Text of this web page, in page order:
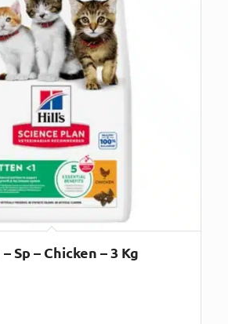
Sp – Chicken – 3 Kg